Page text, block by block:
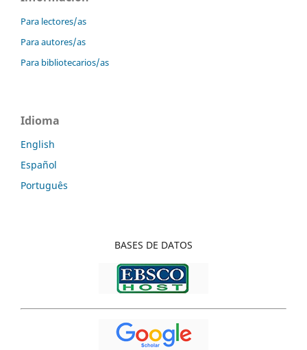
Para lectores/as
Para autores/as
Para bibliotecarios/as
Idioma
English
Español
Português
BASES DE DATOS